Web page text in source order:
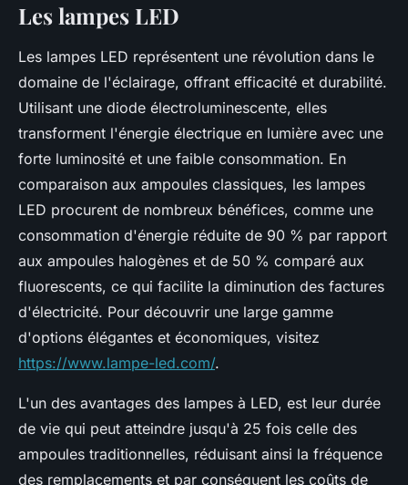
Les lampes LED
Les lampes LED représentent une révolution dans le
domaine de l'éclairage, offrant efficacité et durabilité.
Utilisant une diode électroluminescente, elles
transforment l'énergie électrique en lumière avec une
forte luminosité et une faible consommation. En
comparaison aux ampoules classiques, les lampes
LED procurent de nombreux bénéfices, comme une
consommation d'énergie réduite de 90 % par rapport
aux ampoules halogènes et de 50 % comparé aux
fluorescents, ce qui facilite la diminution des factures
d'électricité. Pour découvrir une large gamme
d'options élégantes et économiques, visitez
https://www.lampe-led.com/.
L'un des avantages des lampes à LED, est leur durée
de vie qui peut atteindre jusqu'à 25 fois celle des
ampoules traditionnelles, réduisant ainsi la fréquence
des remplacements et par conséquent les coûts de